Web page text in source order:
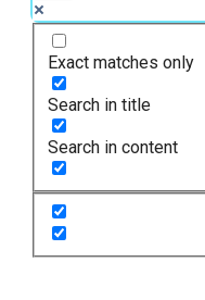
Exact matches only
Search in title
Search in content